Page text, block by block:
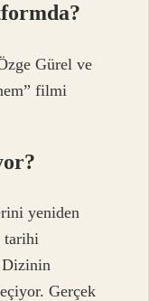
Gürel ve
filmi
yeniden
tarihi
Gerçek